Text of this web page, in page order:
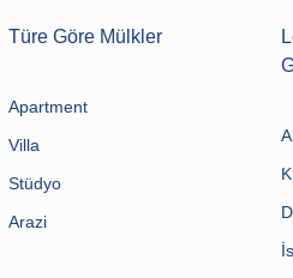
Türe Göre Mülkler
Apartment
Villa
Stüdyo
Arazi